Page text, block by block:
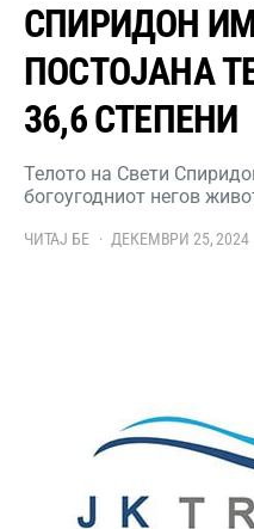
СПИРИДОН
ПОСТОЈАНА
36,6 СТЕПЕНИ
Телото на Свети
богоугодниот негов
ЧИТАЈ БЕ ДЕКЕМВРИ 25, 2024